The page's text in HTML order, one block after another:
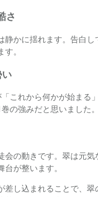
さ
かに揺れます。告白
。
これから何かが始ま
の強みだと思いました。
の動きです。翠は元
が整います。
し込まれることで、